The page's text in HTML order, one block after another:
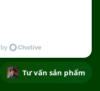
để sấy khô dược liệu giúp
Tư vấn sản phẩm